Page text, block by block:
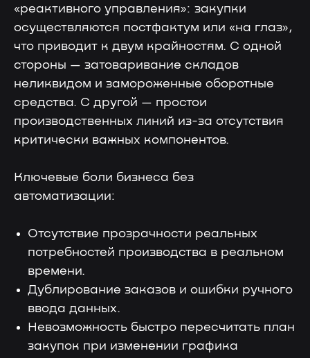
«реактивного управления»: закупки
осуществляются постфактум или «на глаз»,
что приводит к двум крайностям. С одной
стороны — затоваривание складов
неликвидом и замороженные оборотные
средства. С другой — простои
производственных линий из-за отсутствия
критически важных компонентов.
Ключевые боли бизнеса без
автоматизации:
Отсутствие прозрачности реальных
потребностей производства в реальном
времени.
Дублирование заказов и ошибки ручного
ввода данных.
Невозможность быстро пересчитать план
закупок при изменении графика